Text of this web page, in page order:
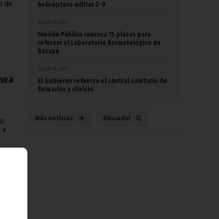
de
a
helicóptero militar Z-9
agosto 06, 2026
Función Pública convoca 15 plazas para
reforzar el Laboratorio Bromatológico de
Basupú
agosto 06, 2026
El Gobierno refuerza el control sanitario de
farmacias y clínicas
Más noticias Búscador